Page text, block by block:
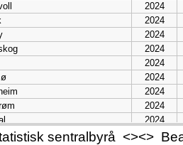
2024
2024
2024
2024
2024
2024
2024
2024
2024
2024
sentralbyrå <><>